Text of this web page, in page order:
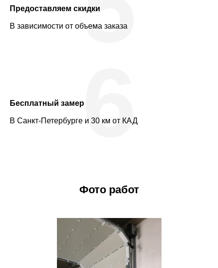
Предоставляем скидки
В зависимости от объема заказа
Бесплатный замер
В Санкт-Петербурге и 30 км от КАД
6
Фото работ